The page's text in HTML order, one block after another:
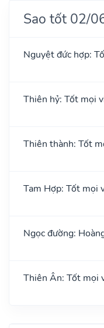
Sao tốt 02/
Nguyệt đức hợp:
Thiên hỷ: Tốt mọi
Thiên thành: Tốt
Tam Hợp: Tốt mọi
Ngọc đường:
Thiên Ân: Tốt mọi